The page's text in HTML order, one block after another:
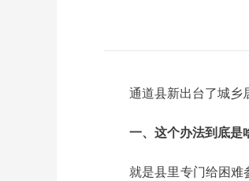
通道县新出台了城乡
一、这个办法到底是
就是县里专门给困